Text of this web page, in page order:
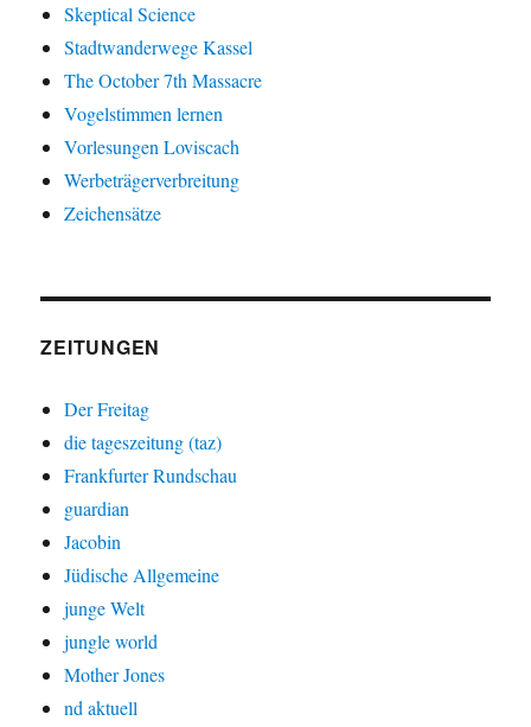
Skeptical Science
Stadtwanderwege Kassel
The October 7th Massacre
Vogelstimmen lernen
Vorlesungen Loviscach
Werbeträgerverbreitung
Zeichensätze
ZEITUNGEN
Der Freitag
die tageszeitung (taz)
Frankfurter Rundschau
guardian
Jacobin
Jüdische Allgemeine
junge Welt
jungle world
Mother Jones
nd aktuell